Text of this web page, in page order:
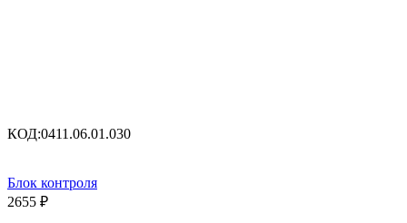
КОД:0411.06.01.030
Блок контроля
2655 ₽